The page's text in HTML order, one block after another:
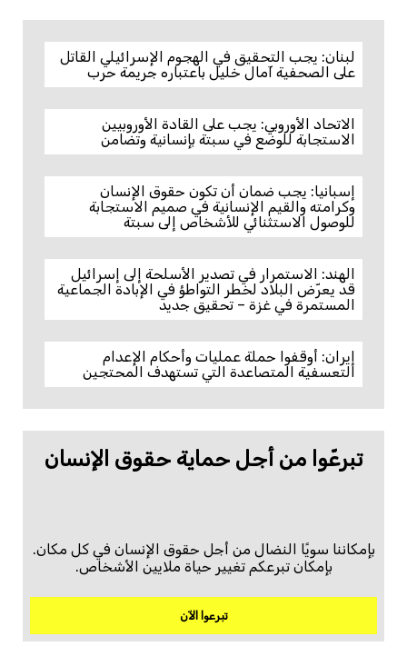
لبنان: يجب التحقيق في الهجوم الإسرائيلي القاتل
على الصحفية آمال خليل باعتباره جريمة حرب
الاتحاد الأوروبي: يجب على القادة الأوروبيين
الاستجابة للوضع في سبتة بإنسانية وتضامن
إسبانيا: يجب ضمان أن تكون حقوق الإنسان
وكرامته والقيم الإنسانية في صميم الاستجابة
للوصول الاستثنائي للأشخاص إلى سبتة
الهند: الاستمرار في تصدير الأسلحة إلى إسرائيل
قد يعرّض البلاد لخطر التواطؤ في الإبادة الجماعية
المستمرة في غزة – تحقيق جديد
إيران: أوقفوا حملة عمليات وأحكام الإعدام
التعسفية المتصاعدة التي تستهدف المحتجين
تبرعّوا من أجل حماية حقوق الإنسان
بإمكاننا سويًا النضال من أجل حقوق الإنسان في كل مكان.
بإمكان تبرعكم تغيير حياة ملايين الأشخاص.
تبرعوا الآن